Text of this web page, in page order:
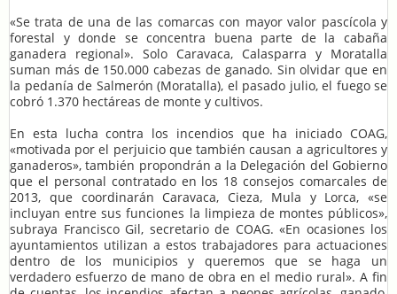
«Se trata de una de las comarcas con mayor valor pascícola y
forestal y donde se concentra buena parte de la cabaña
ganadera regional». Solo Caravaca, Calasparra y Moratalla
suman más de 150.000 cabezas de ganado. Sin olvidar que en
la pedanía de Salmerón (Moratalla), el pasado julio, el fuego se
cobró 1.370 hectáreas de monte y cultivos.
En esta lucha contra los incendios que ha iniciado COAG,
«motivada por el perjuicio que también causan a agricultores y
ganaderos», también propondrán a la Delegación del Gobierno
que el personal contratado en los 18 consejos comarcales de
2013, que coordinarán Caravaca, Cieza, Mula y Lorca, «se
incluyan entre sus funciones la limpieza de montes públicos»,
subraya Francisco Gil, secretario de COAG. «En ocasiones los
ayuntamientos utilizan a estos trabajadores para actuaciones
dentro de los municipios y queremos que se haga un
verdadero esfuerzo de mano de obra en el medio rural». A fin